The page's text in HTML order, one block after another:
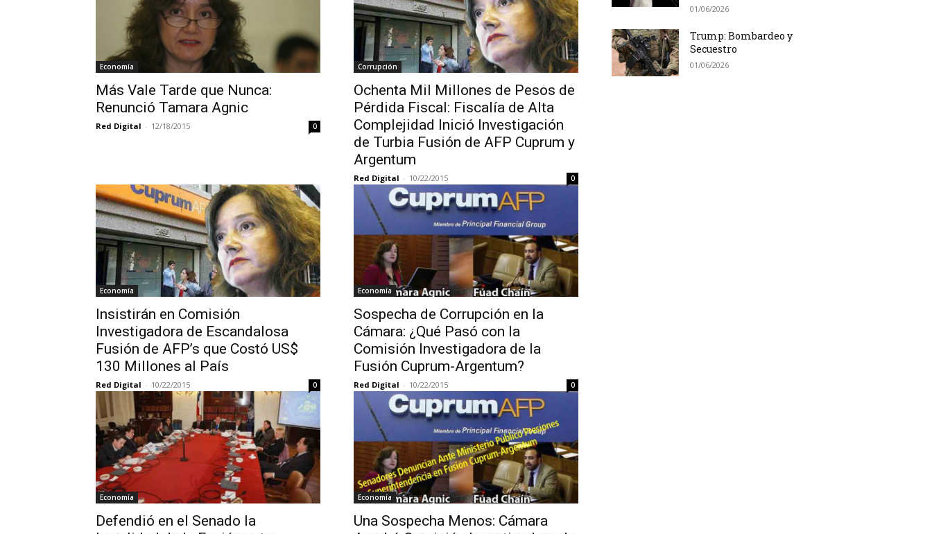
Economía
Más Vale Tarde que Nunca:
Renunció Tamara Agnic
Red Digital - 12/18/2015 0
Corrupción
Ochenta Mil Millones de Pesos de
Pérdida Fiscal: Fiscalía de Alta
Complejidad Inició Investigación
de Turbia Fusión de AFP Cuprum y
Argentum
Red Digital - 10/22/2015 0
Economía
Insistirán en Comisión
Investigadora de Escandalosa
Fusión de AFP’s que Costó US$
130 Millones al País
Red Digital - 10/22/2015 0
Economía
Sospecha de Corrupción en la
Cámara: ¿Qué Pasó con la
Comisión Investigadora de la
Fusión Cuprum-Argentum?
Red Digital - 10/22/2015 0
Economía
Defendió en el Senado la
Economía
Una Sospecha Menos: Cámara
01/06/2026
Trump: Bombardeo y
Secuestro
01/06/2026